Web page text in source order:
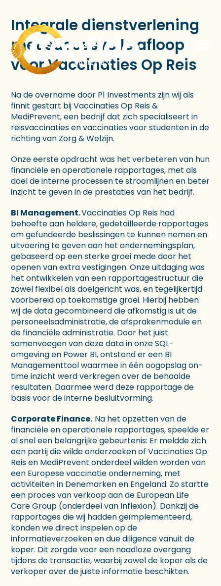
Integrale dienstverlening
met succesvolle afloop
voor Vaccinaties Op Reis
Na de overname door P1 Investments zijn wij als
finnit gestart bij Vaccinaties Op Reis &
MediPrevent, een bedrijf dat zich specialiseert in
reisvaccinaties en vaccinaties voor studenten in de
richting van Zorg & Welzijn.
Onze eerste opdracht was het verbeteren van hun
financiële en operationele rapportages, met als
doel de interne processen te stroomlijnen en beter
inzicht te geven in de prestaties van het bedrijf.
BI Management.Vaccinaties Op Reis had
behoefte aan heldere, gedetailleerde rapportages
om gefundeerde beslissingen te kunnen nemen en
uitvoering te geven aan het ondernemingsplan,
gebaseerd op een sterke groei mede door het
openen van extra vestigingen. Onze uitdaging was
het ontwikkelen van een rapportagestructuur die
zowel flexibel als doelgericht was, en tegelijkertijd
voorbereid op toekomstige groei. Hierbij hebben
wij de data gecombineerd die afkomstig is uit de
personeelsadministratie, de afsprakenmodule en
de financiële administratie. Door het juist
samenvoegen van deze data in onze SQL-
omgeving en Power BI, ontstond er een BI
Managementtool waarmee in één oogopslag on-
time inzicht werd verkregen over de behaalde
resultaten. Daarmee werd deze rapportage de
basis voor de interne besluitvorming.
Corporate Finance. Na het opzetten van de
financiële en operationele rapportages, speelde er
al snel een belangrijke gebeurtenis: Er meldde zich
een partij die wilde onderzoeken of Vaccinaties Op
Reis en MediPrevent onderdeel wilden worden van
een Europese vaccinatie onderneming, met
activiteiten in Denemarken en Engeland. Zo startte
een proces van verkoop aan de European Life
Care Group (onderdeel van Inflexion). Dankzij de
rapportages die wij hadden geïmplementeerd,
konden we direct inspelen op de
informatieverzoeken en due diligence vanuit de
koper. Dit zorgde voor een naadloze overgang
tijdens de transactie, waarbij zowel de koper als de
verkoper over de juiste informatie beschikten.